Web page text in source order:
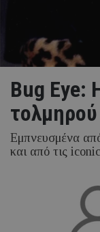
Bug Eye:
Εμπνευσμένα
και από τις